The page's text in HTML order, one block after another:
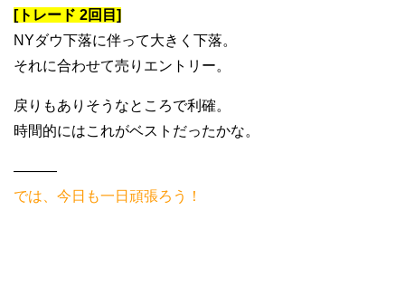
[トレード 2回目]
NYダウ下落に伴って大きく下落。
それに合わせて売りエントリー。
戻りもありそうなところで利確。
時間的にはこれがベストだったかな。
———
では、今日も一日頑張ろう！